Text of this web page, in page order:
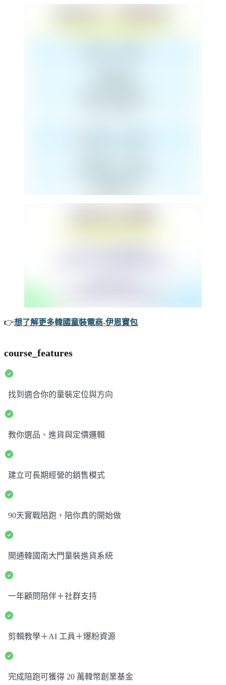
👉想了解更多韓國童裝電商-伊恩寶包
course_features
找到適合你的童裝定位與方向
教你選品、進貨與定價邏輯
建立可長期經營的銷售模式
90天實戰陪跑，陪你真的開始做
開通韓國南大門童裝進貨系統
一年顧問陪伴＋社群支持
剪輯教學＋AI 工具＋爆粉資源
完成陪跑可獲得 20 萬韓幣創業基金